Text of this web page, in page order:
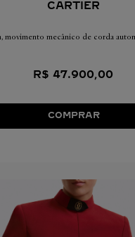
CARTIER
movimento mecânico de corda
R$ 47.900,00
COMPRAR